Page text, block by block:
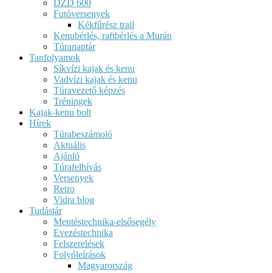
DZD 600
Futóversenyek
Kékfűrész trail
Kenubérlés, raftbérlés a Murán
Túranaptár
Tanfolyamok
Síkvízi kajak és kenu
Vadvízi kajak és kenu
Túravezető képzés
Tréningek
Kajak-kenu bolt
Hírek
Túrabeszámoló
Aktuális
Ajánló
Túrafelhívás
Versenyek
Retro
Vidra blog
Tudástár
Mentéstechnika-elsősegély
Evezéstechnika
Felszerelések
Folyóleírások
Magyarország